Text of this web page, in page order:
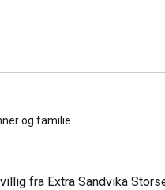
og familie
fra Extra Sandvika